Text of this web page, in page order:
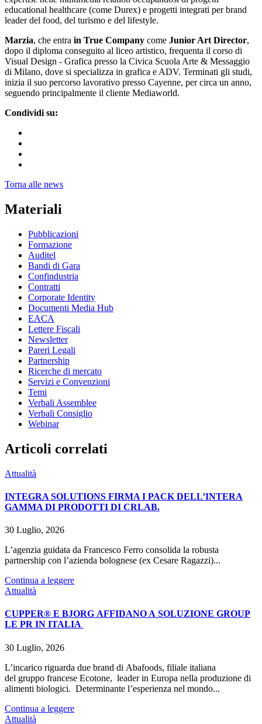
educational healthcare (come Durex) e progetti integrati per brand
leader del food, del turismo e del lifestyle.
Marzia, che entra in True Company come Junior Art Director,
dopo il diploma conseguito al liceo artistico, frequenta il corso di
Visual Design - Grafica presso la Civica Scuola Arte & Messaggio
di Milano, dove si specializza in grafica e ADV. Terminati gli studi,
inizia il suo percorso lavorativo presso Cayenne, per circa un anno,
seguendo principalmente il cliente Mediaworld.
Condividi su:
Torna alle news
Materiali
Pubblicazioni
Formazione
Auditel
Bandi di Gara
Confindustria
Contratti
Corporate Identity
Documenti Media Hub
EACA
Lettere Fiscali
Newsletter
Pareri Legali
Partnership
Ricerche di mercato
Servizi e Convenzioni
Temi
Verbali Assemblee
Verbali Consiglio
Webinar
Articoli correlati
Attualità
INTEGRA SOLUTIONS FIRMA I PACK DELL’INTERA
GAMMA DI PRODOTTI DI CRLAB.
30 Luglio, 2026
L’agenzia guidata da Francesco Ferro consolida la robusta
partnership con l’azienda bolognese (ex Cesare Ragazzi)...
Continua a leggere
Attualità
CUPPER® E BJORG AFFIDANO A SOLUZIONE GROUP
LE PR IN ITALIA
30 Luglio, 2026
L’incarico riguarda due brand di Abafoods, filiale italiana
del gruppo francese Ecotone, leader in Europa nella produzione di
alimenti biologici. Determinante l’esperienza nel mondo...
Continua a leggere
Attualità